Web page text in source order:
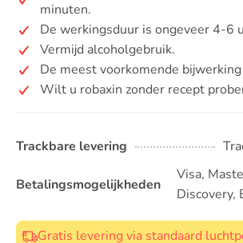
minuten.
De werkingsduur is ongeveer 4-6
Vermijd alcoholgebruik.
De meest voorkomende
Wilt u robaxin zonder recept
Trackbare levering
Betalingsmogelijkheden
Visa,
Discovery,
Gratis levering via standaard